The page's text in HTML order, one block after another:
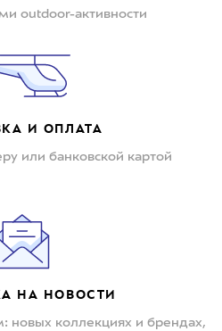
outdoor-активности
И ОПЛАТА
или банковской картой
НА НОВОСТИ
новых коллекциях и брендах,